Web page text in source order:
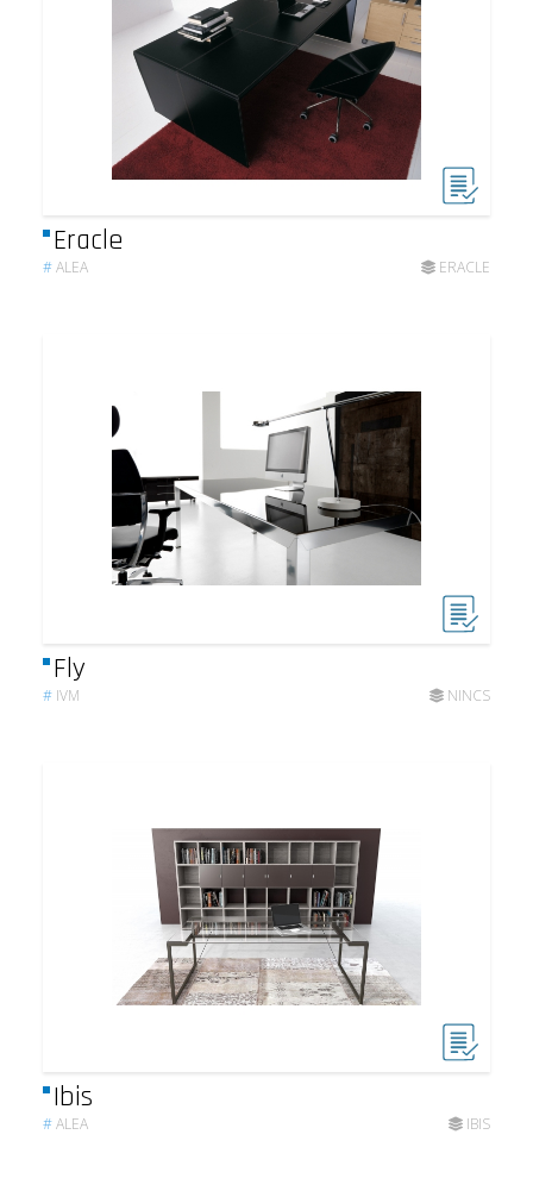
Eracle
#ALEA ERACLE
Fly
# IVM NINCS
Ibis
#ALEA IBIS